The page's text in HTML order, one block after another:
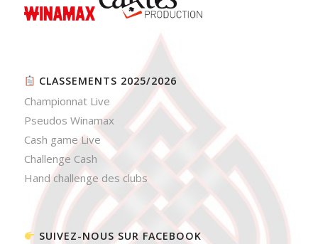
CLASSEMENTS 2025/2026
Championnat Live
Pseudos Winamax
Cash game Live
Challenge Cash
Hand challenge des clubs
SUIVEZ-NOUS SUR FACEBOOK